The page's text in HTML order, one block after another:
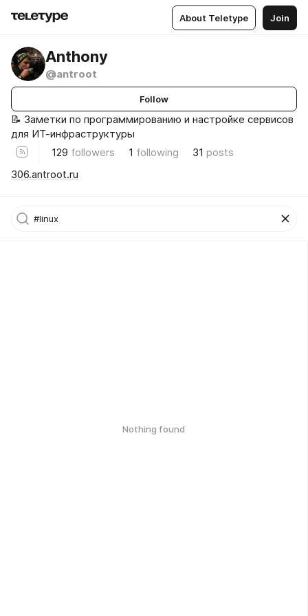
About Teletype Join
Anthony
@antroot
Follow
📝 Заметки по программированию и настройке сервисов
для ИТ-инфраструктуры
129 followers 1 following 31 posts
306.antroot.ru
Nothing found